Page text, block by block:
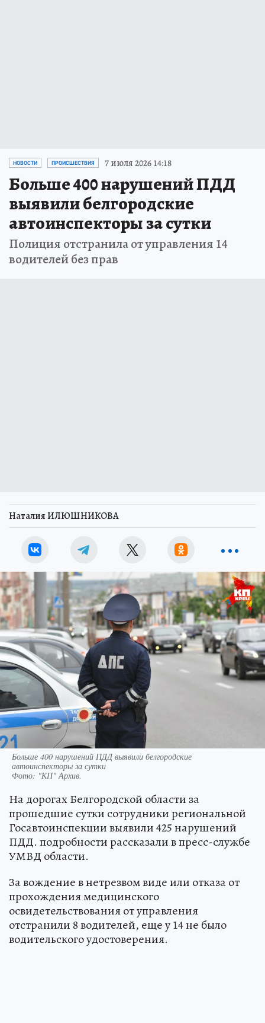
НОВОСТИ ПРОИСШЕСТВИЯ 7 июля 2026 14:18
Больше 400 нарушений ПДД
выявили белгородские
автоинспекторы за сутки
Полиция отстранила от управления 14
водителей без прав
Наталия ИЛЮШНИКОВА
Больше 400 нарушений ПДД выявили белгородские
автоинспекторы за сутки
Фото: "КП" Архив.
На дорогах Белгородской области за
прошедшие сутки сотрудники региональной
Госавтоинспекции выявили 425 нарушений
ПДД. подробности рассказали в пресс-службе
УМВД области.
За вождение в нетрезвом виде или отказа от
прохождения медицинского
освидетельствования от управления
отстранили 8 водителей, еще у 14 не было
водительского удостоверения.